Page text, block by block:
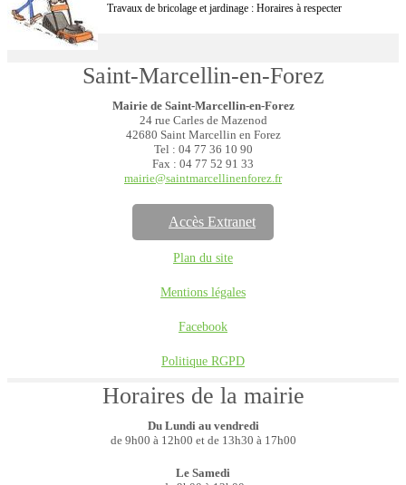
Travaux de bricolage et jardinage : Horaires à respecter
Saint-Marcellin-en-Forez
Mairie de Saint-Marcellin-en-Forez
24 rue Carles de Mazenod
42680 Saint Marcellin en Forez
Tel : 04 77 36 10 90
Fax : 04 77 52 91 33
mairie@saintmarcellinenforez.fr
Accès Extranet
Plan du site
Mentions légales
Facebook
Politique RGPD
Horaires de la mairie
Du Lundi au vendredi
de 9h00 à 12h00 et de 13h30 à 17h00
Le Samedi